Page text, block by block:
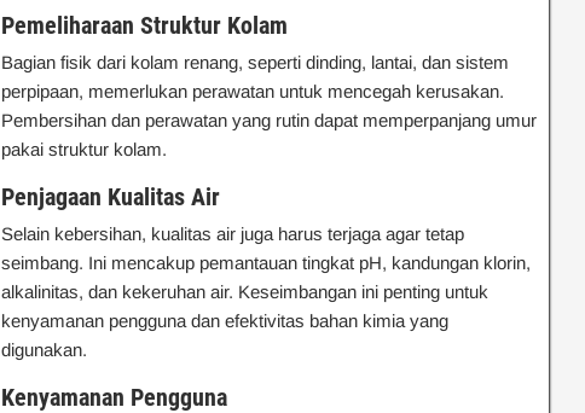
Pemeliharaan Struktur Kolam
Bagian fisik dari kolam renang, seperti dinding, lantai, dan sistem
perpipaan, memerlukan perawatan untuk mencegah kerusakan.
Pembersihan dan perawatan yang rutin dapat memperpanjang umur
pakai struktur kolam.
Penjagaan Kualitas Air
Selain kebersihan, kualitas air juga harus terjaga agar tetap
seimbang. Ini mencakup pemantauan tingkat pH, kandungan klorin,
alkalinitas, dan kekeruhan air. Keseimbangan ini penting untuk
kenyamanan pengguna dan efektivitas bahan kimia yang
digunakan.
Kenyamanan Pengguna